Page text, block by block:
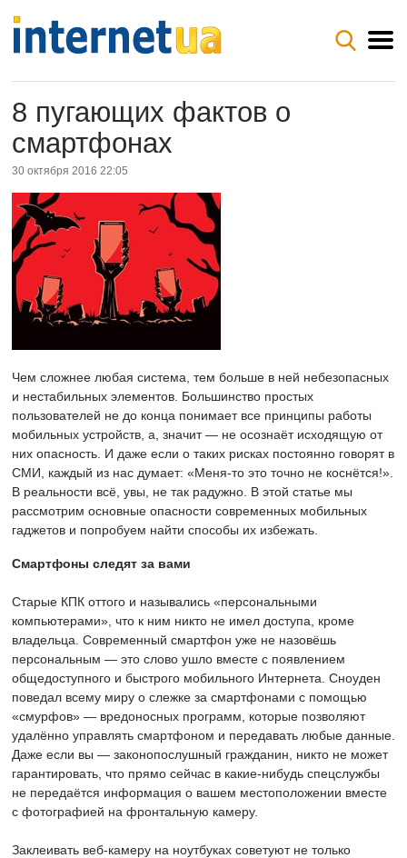
8 пугающих фактов о
смартфонах
30 октября 2016 22:05
Чем сложнее любая система, тем больше в ней небезопасных
и нестабильных элементов. Большинство простых
пользователей не до конца понимает все принципы работы
мобильных устройств, а, значит — не осознаёт исходящую от
них опасность. И даже если о таких рисках постоянно говорят в
СМИ, каждый из нас думает: «Меня-то это точно не коснётся!».
В реальности всё, увы, не так радужно. В этой статье мы
рассмотрим основные опасности современных мобильных
гаджетов и попробуем найти способы их избежать.
Смартфоны следят за вами
Старые КПК оттого и назывались «персональными
компьютерами», что к ним никто не имел доступа, кроме
владельца. Современный смартфон уже не назовёшь
персональным — это слово ушло вместе с появлением
общедоступного и быстрого мобильного Интернета. Сноуден
поведал всему миру о слежке за смартфонами с помощью
«смурфов» — вредоносных программ, которые позволяют
удалённо управлять смартфоном и передавать любые данные.
Даже если вы — законопослушный гражданин, никто не может
гарантировать, что прямо сейчас в какие-нибудь спецслужбы
не передаётся информация о вашем местоположении вместе
с фотографией на фронтальную камеру.
Заклеивать веб-камеру на ноутбуках советуют не только